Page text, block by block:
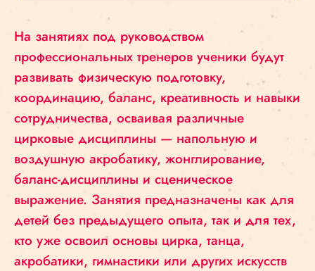
На занятиях под руководством
профессиональных тренеров ученики будут
развивать физическую подготовку,
координацию, баланс, креативность и навыки
сотрудничества, осваивая различные
цирковые дисциплины — напольную и
воздушную акробатику, жонглирование,
баланс-дисциплины и сценическое
выражение. Занятия предназначены как для
детей без предыдущего опыта, так и для тех,
кто уже освоил основы цирка, танца,
акробатики, гимнастики или других искусств